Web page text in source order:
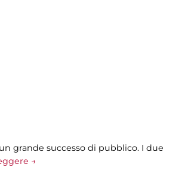
grande successo di pubblico. I due
→